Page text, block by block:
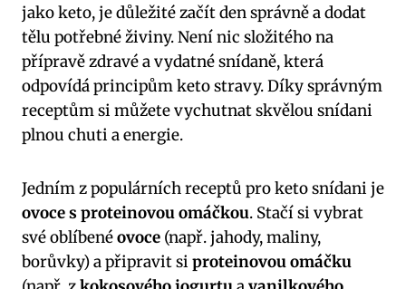
jako keto, je důležité začít den správně a dodat
tělu potřebné živiny. Není nic složitého na
přípravě zdravé a vydatné snídaně, která
odpovídá principům keto stravy. Díky správným
receptům si můžete vychutnat skvělou snídani
plnou chuti a energie.
Jedním z populárních receptů pro keto snídani je
ovoce s proteinovou omáčkou. Stačí si vybrat
své oblíbenéovoce (např. jahody, maliny,
borůvky) a připravit si proteinovou omáčku